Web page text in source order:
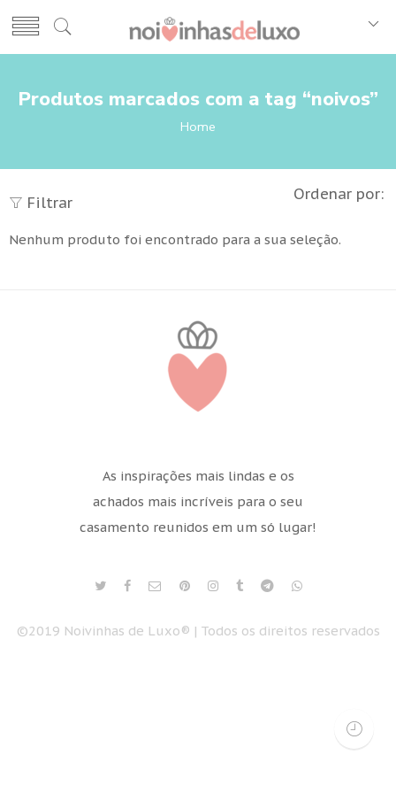
Produtos marcados com a tag “noivos”
Home
Filtrar Ordenar por:
Nenhum produto foi encontrado para a sua seleção.
As inspirações mais lindas e os
achados mais incríveis para o seu
casamento reunidos em um só lugar!
©2019 Noivinhas de Luxo® | Todos os direitos reservados